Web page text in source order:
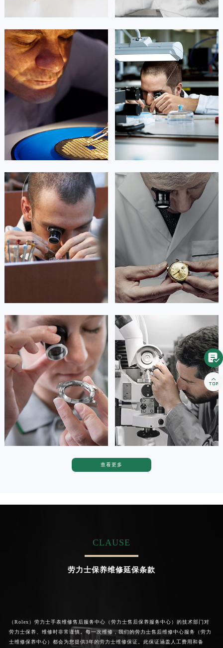
凯罗尔·切尔西
资深劳力士技师
是劳力士售后服务中心
(劳力士手表维修点)
的高级技师之一
Beijing Rolex Maintain center
北京劳力士维修
达芙妮·克劳迪娅
资深劳力士技师
是劳力士售后服务中心
(劳力士保养维修中心)
的高级技师之一
Shanghai Rolex Maintain center
 上海劳力士维修
杰登·奥斯卡里昂
资深劳力士技师
是劳力士售后服务中心
(劳力士手表维修点)
的高级技师之一
Guangzhou Rolex Maintain center
 广州劳力士维修
查尔斯·彼得艾伯特
资深劳力士技师
是劳力士售后服务中心
(劳力士保养维修中心)
的高级技师之一
Shenzhen Rolex Maintain center
 深圳劳力士维修
安尼塔·阿普里尔
资深劳力士技师
是劳力士售后服务中心
(劳力士维修保养中心)
的高级技师之一
Tianjin Rolex Maintain center
 天津劳力士维修
贝亚特·布兰奇
资深劳力士技师
是劳力士售后服务中心
(劳力士维修保养中心)
的高级技师之一
Nanjing Rolex Maintain center
 北京劳力士维修
卡罗琳·卡桑德拉 辛迪·克莱门特
查看更多
CLAUSE
劳力士保养维修延保条款
（Rolex） 劳力士手表维修售后服务中心 （劳力士售后保养服务中心）的技术部门对
劳力士保养、维修时非常谨慎。每一次维修，我们的劳力士售后维修中心服务 （劳力
士维修保养中心）都会为您提供3年的劳力士维修保证。此保证涵盖人工费用和备

